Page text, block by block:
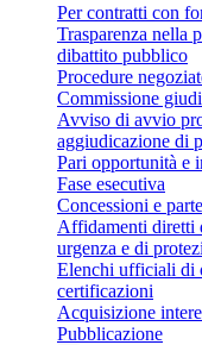
Per contratti con
Trasparenza nella
dibattito pubblico
Procedure
Commissione
Avviso di avvio
aggiudicazione di
Pari opportunità e
Fase esecutiva
Concessioni e
Affidamenti diretti
urgenza e di
Elenchi ufficiali di
certificazioni
Acquisizione
Pubblicazione